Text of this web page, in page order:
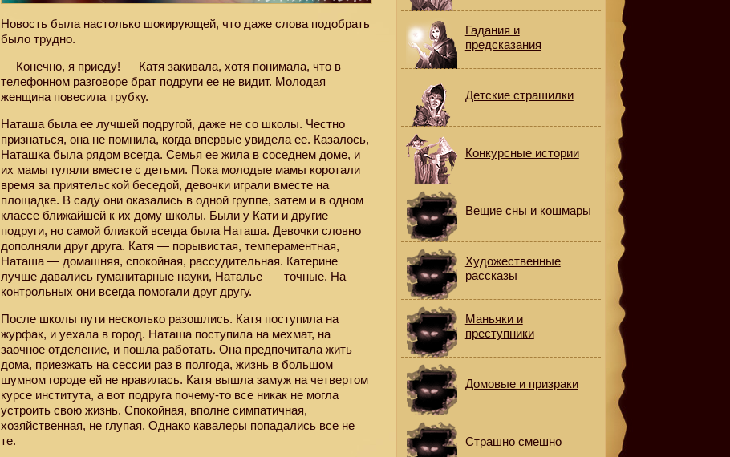
Новость была настолько шокирующей, что даже слова подобрать
было трудно.
— Конечно, я приеду! — Катя закивала, хотя понимала, что в
телефонном разговоре брат подруги ее не видит. Молодая
женщина повесила трубку.
Наташа была ее лучшей подругой, даже не со школы. Честно
признаться, она не помнила, когда впервые увидела ее. Казалось,
Наташка была рядом всегда. Семья ее жила в соседнем доме, и
их мамы гуляли вместе с детьми. Пока молодые мамы коротали
время за приятельской беседой, девочки играли вместе на
площадке. В саду они оказались в одной группе, затем и в одном
классе ближайшей к их дому школы. Были у Кати и другие
подруги, но самой близкой всегда была Наташа. Девочки словно
дополняли друг друга. Катя — порывистая, темпераментная,
Наташа — домашняя, спокойная, рассудительная. Катерине
лучше давались гуманитарные науки, Наталье — точные. На
контрольных они всегда помогали друг другу.
После школы пути несколько разошлись. Катя поступила на
журфак, и уехала в город. Наташа поступила на мехмат, на
заочное отделение, и пошла работать. Она предпочитала жить
дома, приезжать на сессии раз в полгода, жизнь в большом
шумном городе ей не нравилась. Катя вышла замуж на четвертом
курсе института, а вот подруга почему-то все никак не могла
устроить свою жизнь. Спокойная, вполне симпатичная,
хозяйственная, не глупая. Однако кавалеры попадались все не
те.
Гадания и
предсказания
Детские страшилки
Конкурсные истории
Вещие сны и кошмары
Художественные
рассказы
Маньяки и
преступники
Домовые и призраки
Страшно смешно